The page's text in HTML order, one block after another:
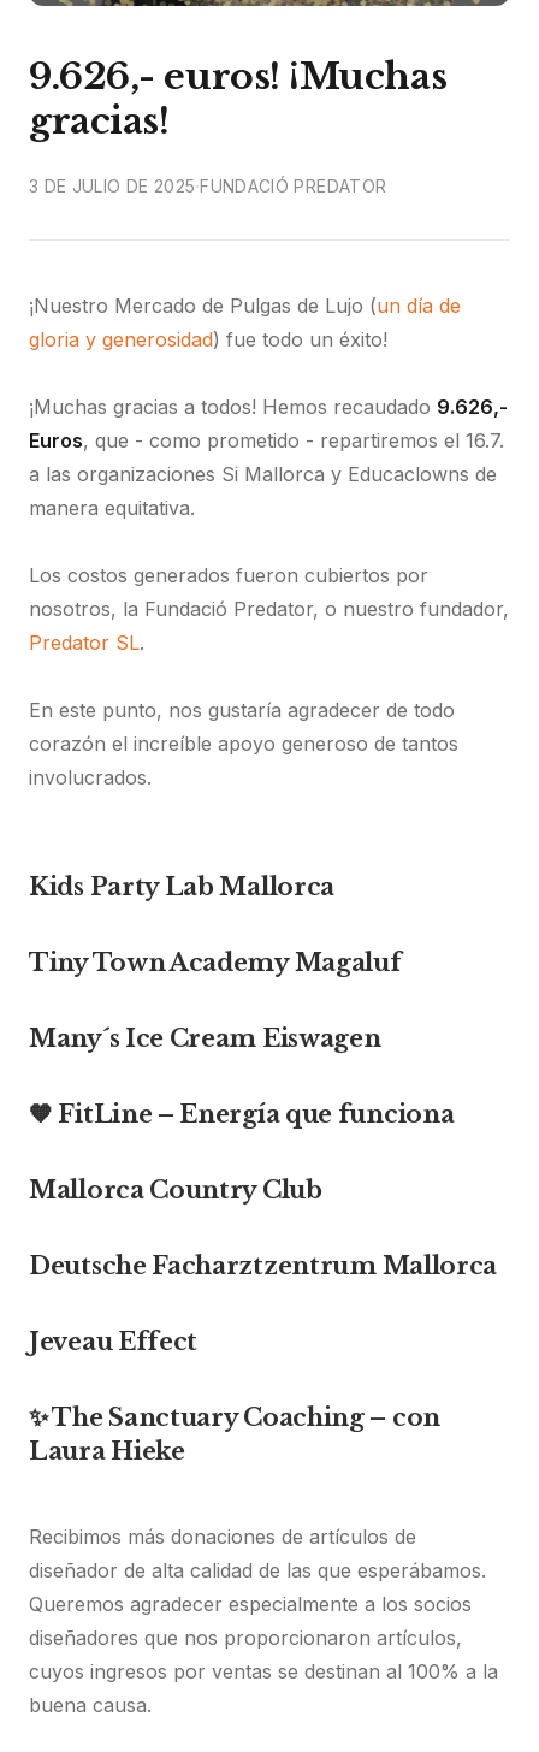
9.626,- euros! ¡Muchas
gracias!
3 DE JULIO DE 2025·FUNDACIÓ PREDATOR
¡Nuestro Mercado de Pulgas de Lujo (un día de
gloria y generosidad) fue todo un éxito!
¡Muchas gracias a todos! Hemos recaudado 9.626,-
Euros, que - como prometido - repartiremos el 16.7.
a las organizaciones Si Mallorca y Educaclowns de
manera equitativa.
Los costos generados fueron cubiertos por
nosotros, la Fundació Predator, o nuestro fundador,
Predator SL.
En este punto, nos gustaría agradecer de todo
corazón el increíble apoyo generoso de tantos
involucrados.
Kids Party Lab Mallorca
Tiny Town Academy Magaluf
Many´s Ice Cream Eiswagen
🧡 FitLine – Energía que funciona
Mallorca Country Club
Deutsche Facharztzentrum Mallorca
Jeveau Effect
✨ The Sanctuary Coaching – con
Laura Hieke
Recibimos más donaciones de artículos de
diseñador de alta calidad de las que esperábamos.
Queremos agradecer especialmente a los socios
diseñadores que nos proporcionaron artículos,
cuyos ingresos por ventas se destinan al 100% a la
buena causa.